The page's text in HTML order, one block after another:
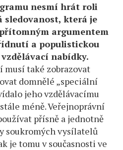
nesmí hrát roli
která je
argumentem
a populistickou
nabídky.
také zobrazovat
domnělé „speciální
jeho vzdělávacímu
méně. Veřejnoprávní
přísně a jednotně
soukromých vysílatelů
je tomu v současnosti ve